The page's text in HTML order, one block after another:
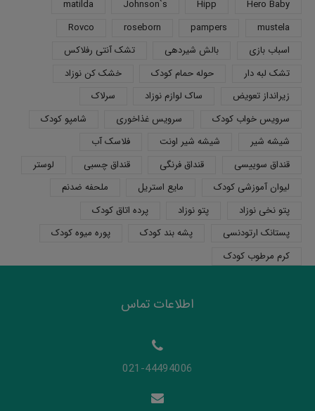
Hero Baby
Hipp
Johnson`s
matilda
mustela
pampers
roseborn
Rovco
اسباب بازی
بالش شیردهی
تشک آنتی رفلاکس
تشک لبه دار
حوله حمام کودک
خشک کن نوزاد
زیرانداز تعویض
ساک لوازم نوزاد
سرلاک
سرویس خواب کودک
سرویس غذاخوری
شامپو کودک
شیشه شیر
شیشه شیر اونت
فلاسک آب
قنداق سوییسی
قنداق فرنگی قنداق چسبی
لوستر
لیوان آموزشی کودک
مایع استریل
ملحفه ضدنم
پتو نخی نوزاد
پتو نوزاد
پرده اتاق کودک
پستانک ارتودنسی
پشه بند کودک
پوره میوه کودک
کرم مرطوب کودک
اطلاعات تماس
021-44494006